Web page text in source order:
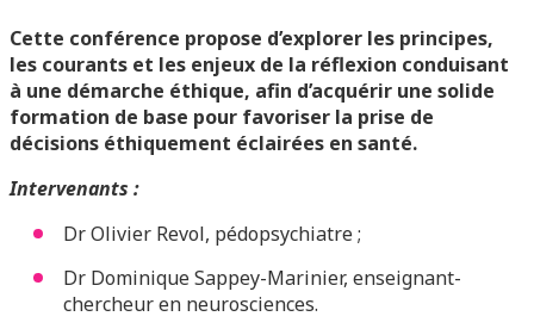
Cette conférence propose d’explorer les principes,
les courants et les enjeux de la réflexion conduisant
à une démarche éthique, afin d’acquérir une solide
formation de base pour favoriser la prise de
décisions éthiquement éclairées en santé.
Intervenants :
Dr Olivier Revol, pédopsychiatre ;
Dr Dominique Sappey-Marinier, enseignant-
chercheur en neurosciences.